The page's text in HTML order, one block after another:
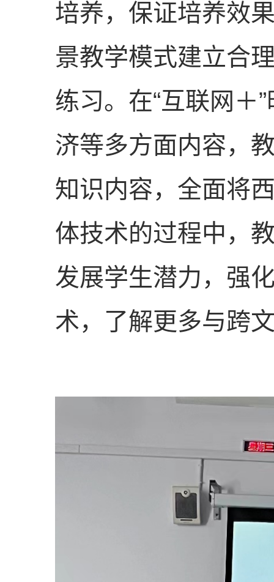
培养，保证培养效
景教学模式建立合
练习。在“互联网＋
济等多方面内容，
知识内容，全面将
体技术的过程中，
发展学生潜力，强
术，了解更多与跨